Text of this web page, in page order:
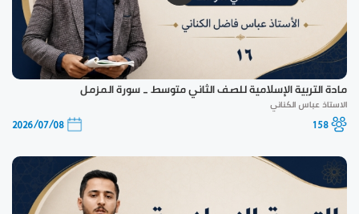
مادة التربية الإسلامية للصف الثاني متوسط _ سورة المزمل
الاستاذ عباس الكناني
158
2026/07/08